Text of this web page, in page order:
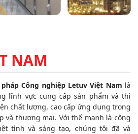
NAM
Công nghiệp Letuv Việt Nam là
lĩnh vực cung cấp sản phẩm và thi
chất lượng, cao cấp ứng dụng trong
và thương mại. Với thế mạnh là công
tình và sáng tạo, chúng tôi đã và